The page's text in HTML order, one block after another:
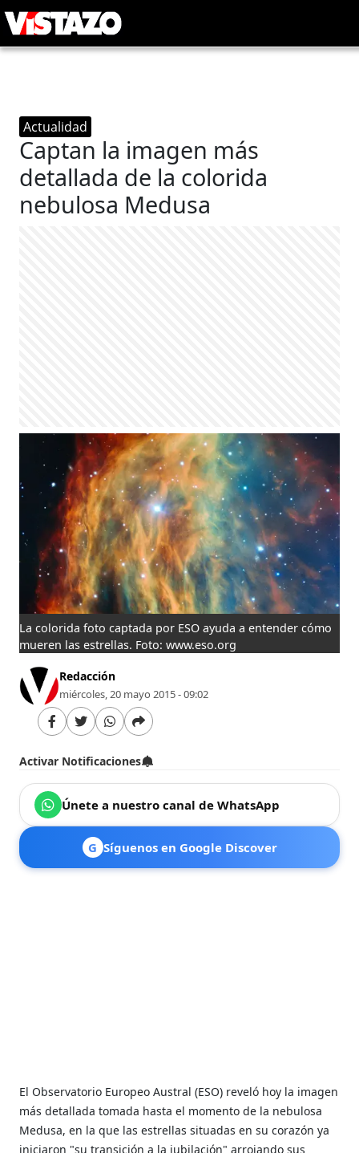
Actualidad
Captan la imagen más
detallada de la colorida
nebulosa Medusa
La colorida foto captada por ESO ayuda a entender cómo
mueren las estrellas. Foto: www.eso.org
Redacción
miércoles, 20 mayo 2015 - 09:02
Activar Notificaciones
Únete a nuestro canal de WhatsApp
G Síguenos en Google Discover
El Observatorio Europeo Austral (ESO) reveló hoy la imagen
más detallada tomada hasta el momento de la nebulosa
Medusa, en la que las estrellas situadas en su corazón ya
iniciaron "su transición a la jubilación" arrojando sus